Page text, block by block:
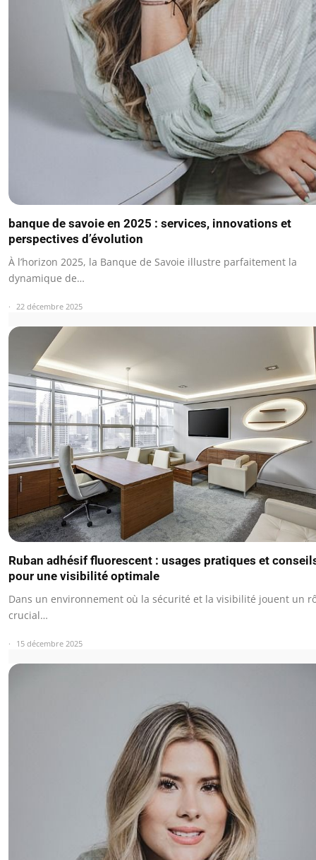
banque de savoie en 2025 : services, innovations et
perspectives d’évolution
À l’horizon 2025, la Banque de Savoie illustre parfaitement la
dynamique de…
22 décembre 2025
Ruban adhésif fluorescent : usages pratiques et
pour une visibilité optimale
Dans un environnement où la sécurité et la visibilité jouent un
crucial…
15 décembre 2025